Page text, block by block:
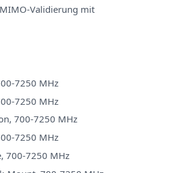
Validierung mit
7250 MHz
7250 MHz
700-7250 MHz
7250 MHz
700-7250 MHz